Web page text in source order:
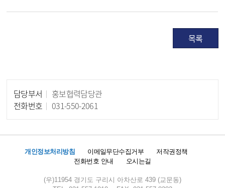
목록
담당부서
홍보협력담당관
전화번호
031-550-2061
개인정보처리방침 이메일무단수집거부
저작권정책
전화번호 안내
오시는길
(우)11954 경기도 구리시 아차산로 439 (교문동)